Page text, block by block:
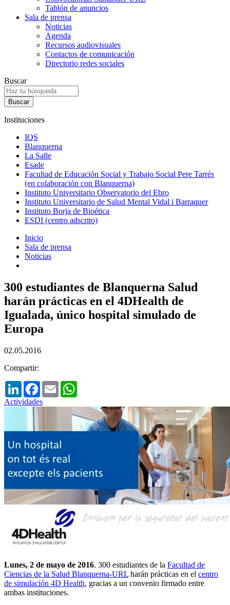
Tablón de anuncios
Sala de prensa
Noticias
Agenda
Recursos audiovisuales
Contactos de comunicación
Directorio redes sociales
Buscar
Instituciones
IQS
Blanquerna
La Salle
Esade
Facultad de Educación Social y Trabajo Social Pere Tarrés
(en colaboración con Blanquerna)
Instituto Universitario Observatorio del Ebro
Instituto Universitario de Salud Mental Vidal i Barraquer
Instituto Borja de Bioética
ESDI (centro adscrito)
Inicio
Sala de prensa
Noticias
300 estudiantes de Blanquerna Salud
harán prácticas en el 4DHealth de
Igualada, único hospital simulado de
Europa
02.05.2016
Compartir:
LinkedInFacebook
Email
Actividades
Lunes, 2 de mayo de 2016. 300 estudiantes de la Facultad de
Ciencias de la Salud Blanquerna-URL harán prácticas en el centro
de simulación 4D Health, gracias a un convenio firmado entre
ambas instituciones.